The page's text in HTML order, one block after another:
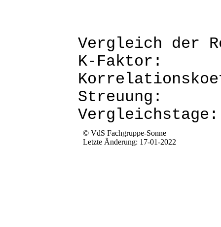
Vergleich der
K-
© VdS Fachgruppe-Sonne
Letzte Änderung: 17-01-2022